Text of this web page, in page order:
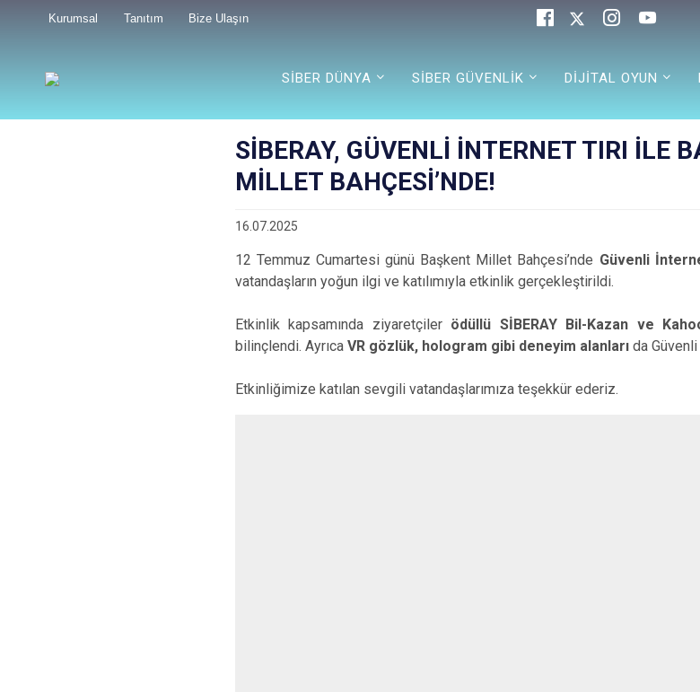
Kurumsal Tanıtım Bize Ulaşın
SİBER DÜNYA SİBER GÜVENLİK DİJİTAL OYUN
SİBERAY, GÜVENLİ İNTERNET TIRI İLE
MİLLET BAHÇESİ’NDE!
16.07.2025
12 Temmuz Cumartesi günü Başkent Millet Bahçesi’nde Güvenli
vatandaşların yoğun ilgi ve katılımıyla etkinlik gerçekleştirildi.
Etkinlik kapsamında ziyaretçiler ödüllü SİBERAY Bil-Kazan ve
bilinçlendi. Ayrıca VR gözlük, hologram gibi deneyim alanları da
Etkinliğimize katılan sevgili vatandaşlarımıza teşekkür ederiz.